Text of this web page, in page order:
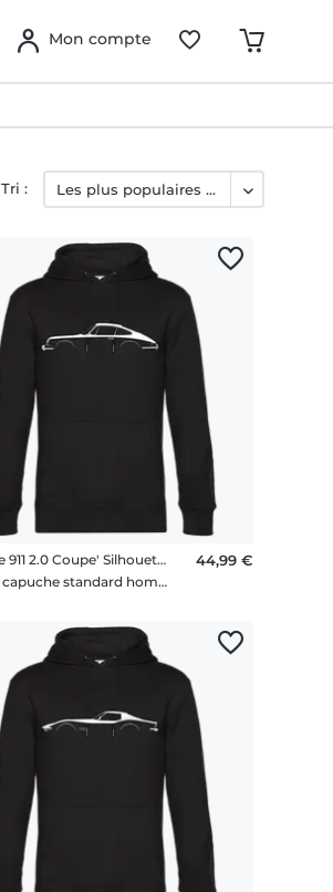
Mon compte
Tri :
'Porsche 911 2.0 Coupe' Silhouette
Sweat à capuche standard homme
44,99 €